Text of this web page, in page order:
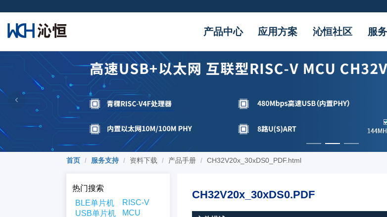
产品中心 应用方案 沁恒社区 服
首页 / 服务支持 / 资料下载 / 产品手册 / CH32V20x_30xDS0_PDF.html
热门搜索
BLE单片机
RISC-V
USB单片机
MCU
CH32V20x_30xDS0.PDF